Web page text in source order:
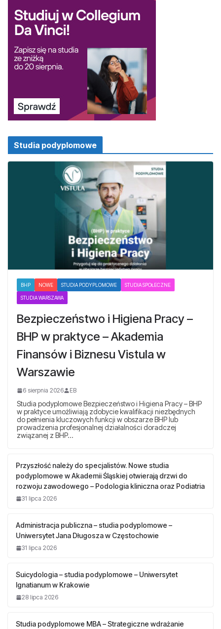
Studia podyplomowe
BHP NOWE STUDIA PODYPLOMOWE STUDIA SPOŁECZNE
STUDIA WARSZAWA
Bezpieczeństwo i Higiena Pracy –
BHP w praktyce – Akademia
Finansów i Biznesu Vistula w
Warszawie
6 sierpnia 2026 EB
Studia podyplomowe Bezpieczeństwo i Higiena Pracy – BHP
w praktyce umożliwiają zdobycie kwalifikacji niezbędnych
do pełnienia kluczowych funkcji w obszarze BHP lub
prowadzenia profesjonalnej działalności doradczej
związanej z BHP…
Przyszłość należy do specjalistów. Nowe studia
podyplomowe w Akademii Śląskiej otwierają drzwi do
rozwoju zawodowego – Podologia kliniczna oraz Podiatria
31 lipca 2026
Administracja publiczna – studia podyplomowe –
Uniwersytet Jana Długosza w Częstochowie
31 lipca 2026
Suicydologia – studia podyplomowe – Uniwersytet
Ignatianum w Krakowie
28 lipca 2026
Studia podyplomowe MBA – Strategiczne wdrażanie